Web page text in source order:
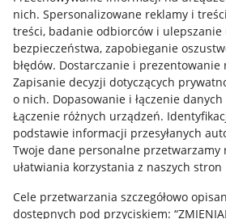
nich. Spersonalizowane reklamy i
treści, badanie odbiorców i ulepszanie
bezpieczeństwa, zapobieganie
błędów. Dostarczanie i prezentowanie
Zapisanie decyzji dotyczących
o nich. Dopasowanie i łączenie
Łączenie różnych urządzeń.
podstawie informacji przesyłanych
Twoje dane personalne przetwarzamy
ułatwiania korzystania z naszych stron
Cele przetwarzania szczegółowo
dostępnych pod przyciskiem:
Allegro Gadane dla kupujących
Mapa miejscowości
Informacje prawne
Regulamin
Polityka plików "cookies"
Ustawienia plików "cookies"
Udostępnianie lokalizacji